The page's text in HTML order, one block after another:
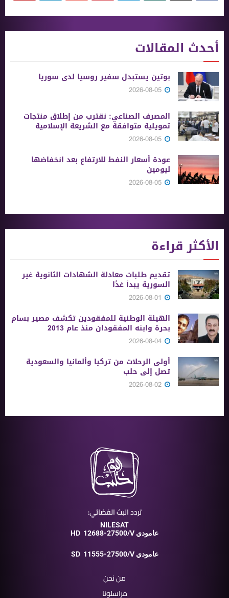
أحدث المقالات
بوتين يستبدل سفير روسيا لدى سوريا
المصرف الصناعي: نقترب من إطلاق منتجات
تمويلية متوافقة مع الشريعة الإسلامية
عودة أسعار النفط للارتفاع بعد انخفاضها
ليومين
الأكثر قراءة
تقديم طلبات معادلة الشهادات الثانوية ‏غير
السورية يبدأ غدًا
الهيئة الوطنية للمفقودين تكشف مصير بسام
بحرة وابنه المفقودان منذ عام 2013
أولى الرحلات من ‏تركيا وألمانيا والسعودية
تصل إلى حلب
تردد البث الفضائي:
NILESAT
HD
12688-27500/V عامودي
SD 11555-27500/V عامودي
من نحن
مراسلونا